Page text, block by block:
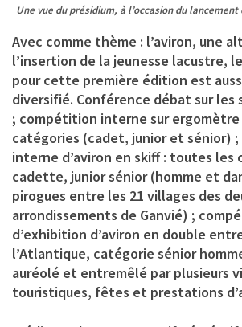
Une vue du présidium, à l’occasion du
Avec comme thème : l’aviron, une
l’insertion de la jeunesse lacustre,
pour cette première édition est
diversifié. Conférence débat sur les
; compétition interne sur
catégories (cadet, junior et sénior)
interne d’aviron en skiff : toutes les
cadette, junior sénior (homme et
pirogues entre les 21 villages des
arrondissements de Ganvié) ;
d’exhibition d’aviron en double
l’Atlantique, catégorie sénior
auréolé et entremêlé par plusieurs
touristiques, fêtes et prestations